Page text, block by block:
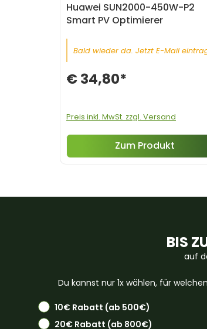
Huawei SUN2000-450W-P2
Smart PV Optimierer
Bald wieder da. Jetzt E-Mail
€ 34,80*
Preis inkl. MwSt. zzgl. Versand
Zum Produkt
BIS
auf
Du kannst nur 1x wählen, für
10€ Rabatt (ab 500€)
20€ Rabatt (ab 800€)